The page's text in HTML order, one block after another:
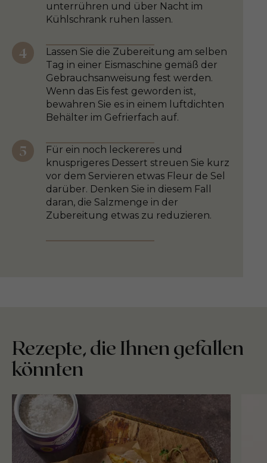
unterrühren und über Nacht im
Kühlschrank ruhen lassen.
Lassen Sie die Zubereitung am selben
Tag in einer Eismaschine gemäß der
Gebrauchsanweisung fest werden.
Wenn das Eis fest geworden ist,
bewahren Sie es in einem luftdichten
Behälter im Gefrierfach auf.
Für ein noch leckereres und
knusprigeres Dessert streuen Sie kurz
vor dem Servieren etwas Fleur de Sel
darüber. Denken Sie in diesem Fall
daran, die Salzmenge in der
Zubereitung etwas zu reduzieren.
Rezepte, die Ihnen gefallen
könnten